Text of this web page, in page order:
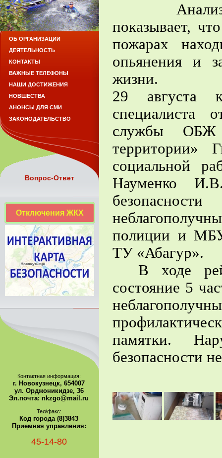
Анализ
показывает,
пожарах
опьянения и
жизни.
29 августа
специалиста
службы
территории»
социальной
Науменко
полиции и
ТУ «Абагур».
В ходе
состояние 5
памятки.
безопасности
ОБ ОРГАНИЗАЦИИ
ДЕЯТЕЛЬНОСТЬ
КОНТАКТЫ
ВАЖНЫЕ ТЕЛЕФОНЫ
НАШИ ДОСТИЖЕНИЯ
НОВШЕСТВА
АНОНСЫ ДЛЯ СМИ
ЗАКОНОДАТЕЛЬСТВО
Вопрос-Ответ
Отключения ЖКХ
Контактная информация:
г. Новокузнецк, 654007
ул. Орджоникидзе, 36
Эл.почта: nkzgo@mail.ru
Тел/факс:
Код города (8)3843
Приемная управления:
45-14-80